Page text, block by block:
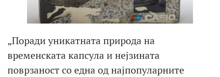
„Поради уникатната природа на
временската капсула и нејзината
поврзаност со една од најпопуларните